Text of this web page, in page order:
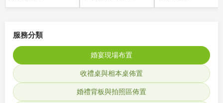
服務分類
婚宴現場布置
收禮桌與相本桌佈置
婚禮背板與拍照區佈置